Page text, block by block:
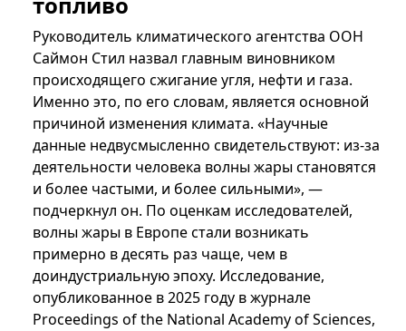
Руководитель климатического агентства ООН
Саймон Стил назвал главным виновником
происходящего сжигание угля, нефти и газа.
Именно это, по его словам, является основной
причиной изменения климата. «Научные
данные недвусмысленно свидетельствуют: из-за
деятельности человека волны жары становятся
и более частыми, и более сильными», —
подчеркнул он. По оценкам исследователей,
волны жары в Европе стали возникать
примерно в десять раз чаще, чем в
доиндустриальную эпоху. Исследование,
опубликованное в 2025 году в журнале
Proceedings of the National Academy of Sciences,